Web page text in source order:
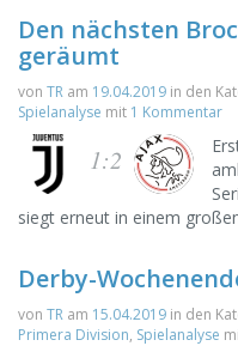
Den nächsten
geräumt
von TR am 19.04.2019 in den
Spielanalyse mit 1 Kommentar
1:2
siegt erneut in einem
Derby-
von TR am 15.04.2019 in den
Primera Division, Spielanalyse